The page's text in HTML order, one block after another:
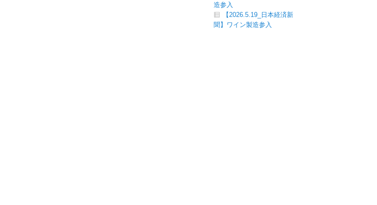
造参入
【2026.5.19_日本経済新
聞】ワイン製造参入